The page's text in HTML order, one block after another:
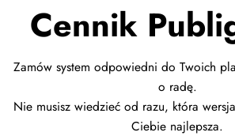
Cennik
Zamów system odpowiedni do Twoich
o radę.
Nie musisz wiedzieć od razu, która
Ciebie najlepsza.